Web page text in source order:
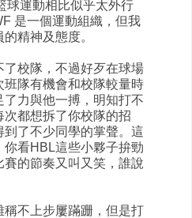
球運動相比似乎太外行
是一個運動組織，但我
精神及態度。
校隊，不過好歹在球場
班隊有機會和校隊較量時
了力與他一搏，明知打不
都想拆了你校隊的招
了不少同學的掌聲。這
你看HBL這些小夥子拚勁
的節奏又叫又笑，誰說
稱不上步屢蹣跚，但是打